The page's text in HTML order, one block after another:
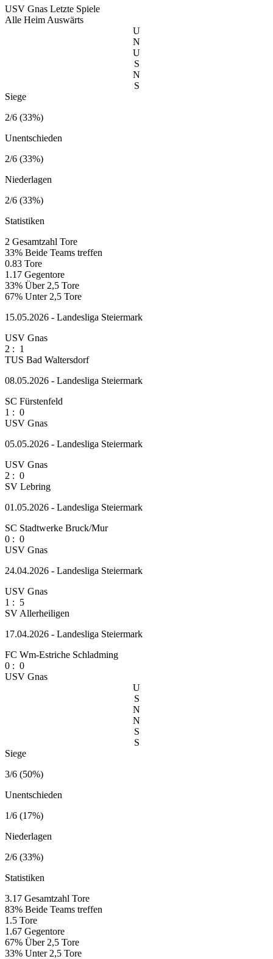
USV Gnas Letzte Spiele
Alle Heim Auswärts
U
N
U
S
N
S
Siege
2/6 (33%)
Unentschieden
2/6 (33%)
Niederlagen
2/6 (33%)
Statistiken
2 Gesamtzahl Tore
33% Beide Teams treffen
0.83 Tore
1.17 Gegentore
33% Über 2,5 Tore
67% Unter 2,5 Tore
15.05.2026 - Landesliga Steiermark
USV Gnas
2 : 1
TUS Bad Waltersdorf
08.05.2026 - Landesliga Steiermark
SC Fürstenfeld
1 : 0
USV Gnas
05.05.2026 - Landesliga Steiermark
USV Gnas
2 : 0
SV Lebring
01.05.2026 - Landesliga Steiermark
SC Stadtwerke Bruck/Mur
0 : 0
USV Gnas
24.04.2026 - Landesliga Steiermark
USV Gnas
1 : 5
SV Allerheiligen
17.04.2026 - Landesliga Steiermark
FC Wm-Estriche Schladming
0 : 0
USV Gnas
U
S
N
N
S
S
Siege
3/6 (50%)
Unentschieden
1/6 (17%)
Niederlagen
2/6 (33%)
Statistiken
3.17 Gesamtzahl Tore
83% Beide Teams treffen
1.5 Tore
1.67 Gegentore
67% Über 2,5 Tore
33% Unter 2,5 Tore